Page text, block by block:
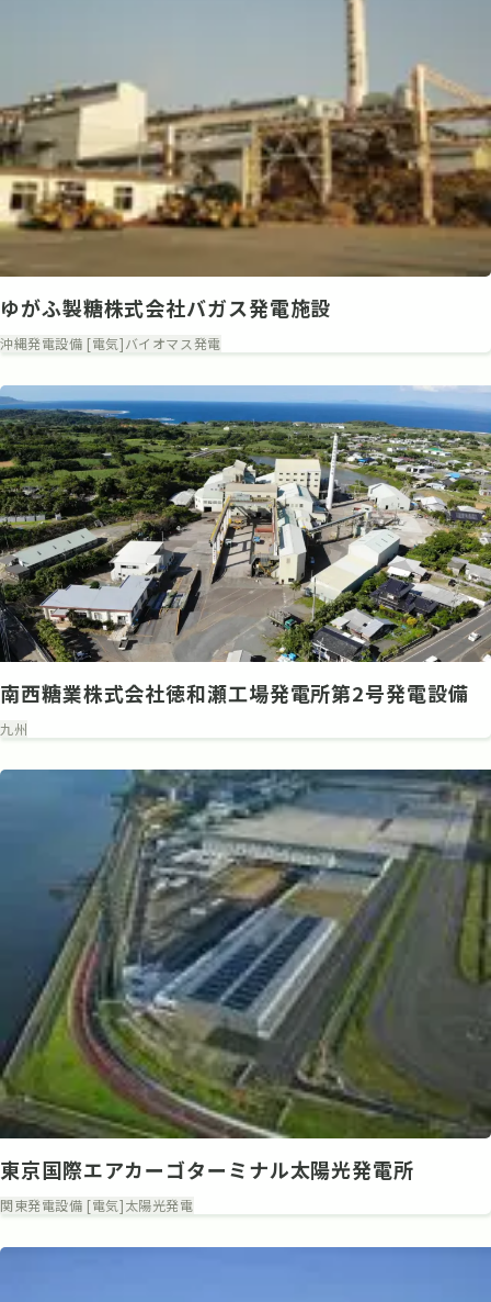
ゆがふ製糖株式会社バガス発電施設
沖縄発電設備 [電気]バイオマス発電
南西糖業株式会社徳和瀬工場発電所第2号発電設備
九州
東京国際エアカーゴターミナル太陽光発電所
関東発電設備 [電気]太陽光発電